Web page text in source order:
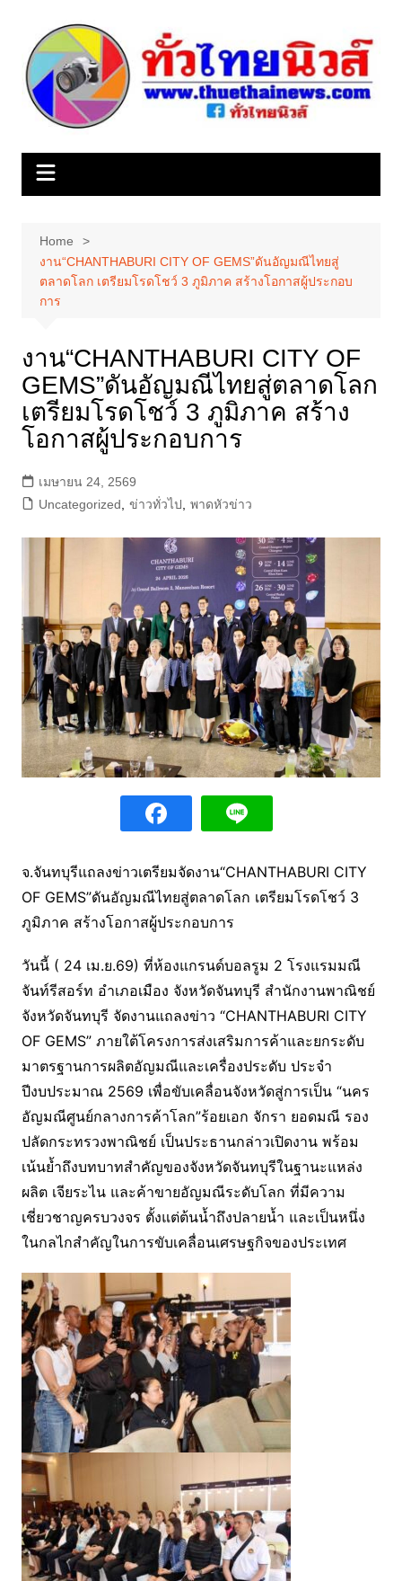
content
Home
งาน“CHANTHABURI CITY OF GEMS”ดันอัญมณีไทยสู่
ตลาดโลก เตรียมโรดโชว์ 3 ภูมิภาค สร้างโอกาสผู้ประกอบ
การ
งาน“CHANTHABURI CITY OF
GEMS”ดันอัญมณีไทยสู่ตลาดโลก
เตรียมโรดโชว์ 3 ภูมิภาค สร้าง
โอกาสผู้ประกอบการ
เมษายน 24, 2569
Uncategorized
ข่าวทั่วไป พาดหัวข่าว
จ.จันทบุรีแถลงข่าวเตรียมจัดงาน“CHANTHABURI CITY
OF GEMS”ดันอัญมณีไทยสู่ตลาดโลก เตรียมโรดโชว์ 3
ภูมิภาค สร้างโอกาสผู้ประกอบการ
วันนี้ ( 24 เม.ย.69) ที่ห้องแกรนด์บอลรูม 2 โรงแรมมณี
จันท์รีสอร์ท อำเภอเมือง จังหวัดจันทบุรี สำนักงานพาณิชย์
จังหวัดจันทบุรี จัดงานแถลงข่าว “CHANTHABURI CITY
OF GEMS” ภายใต้โครงการส่งเสริมการค้าและยกระดับ
มาตรฐานการผลิตอัญมณีและเครื่องประดับ ประจำ
ปีงบประมาณ 2569 เพื่อขับเคลื่อนจังหวัดสู่การเป็น “นคร
อัญมณีศูนย์กลางการค้าโลก”ร้อยเอก จักรา ยอดมณี รอง
ปลัดกระทรวงพาณิชย์ เป็นประธานกล่าวเปิดงาน พร้อม
เน้นย้ำถึงบทบาทสำคัญของจังหวัดจันทบุรีในฐานะแหล่ง
ผลิต เจียระไน และค้าขายอัญมณีระดับโลก ที่มีความ
เชี่ยวชาญครบวงจร ตั้งแต่ต้นน้ำถึงปลายน้ำ และเป็นหนึ่ง
ในกลไกสำคัญในการขับเคลื่อนเศรษฐกิจของประเทศ